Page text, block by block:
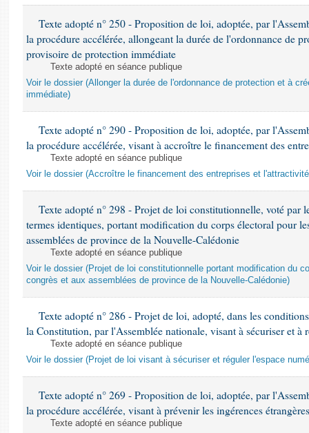
Texte adopté n° 250 - Proposition de loi, adoptée, par
la procédure accélérée, allongeant la durée de l'ordonnance de
provisoire de protection immédiate
Texte adopté en séance publique
Voir le dossier (Allonger la durée de l'ordonnance de protection et à
immédiate)
Texte adopté n° 290 - Proposition de loi, adoptée, par
la procédure accélérée, visant à accroître le financement des
Texte adopté en séance publique
Voir le dossier (Accroître le financement des entreprises et
Texte adopté n° 298 - Projet de loi constitutionnelle, voté par
termes identiques, portant modification du corps électoral pour
assemblées de province de la Nouvelle-Calédonie
Texte adopté en séance publique
Voir le dossier (Projet de loi constitutionnelle portant modification du
congrès et aux assemblées de province de la Nouvelle-Calédonie)
Texte adopté n° 286 - Projet de loi, adopté, dans les
la Constitution, par l'Assemblée nationale, visant à sécuriser et à
Texte adopté en séance publique
Voir le dossier (Projet de loi visant à sécuriser et réguler l'espace
Texte adopté n° 269 - Proposition de loi, adoptée, par
la procédure accélérée, visant à prévenir les ingérences
Texte adopté en séance publique